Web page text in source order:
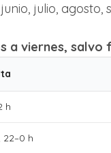
julio, agosto,
a viernes, salvo
h
22–0 h